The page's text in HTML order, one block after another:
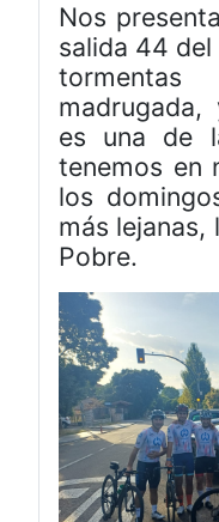
Nos
salida 44 del
es una de
tenemos en
los
más lejanas,
Pobre.